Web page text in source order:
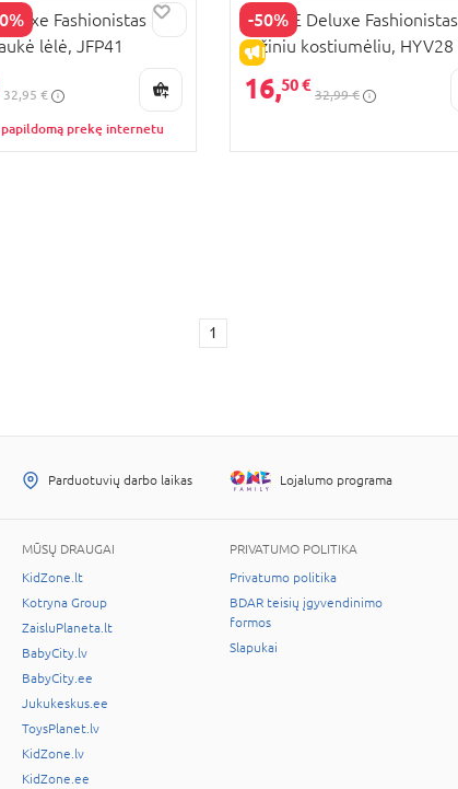
Fashionistas
lėlė, JFP41
32,95 €
prekę internetu
-50%
IŠPARDAVIMAS
BARBIE Deluxe Fashionistas
rožiniu kostiumėliu, HYV28
16,50 €
32,99 €
1
Parduotuvių darbo laikas Lojalumo programa
MŪSŲ DRAUGAI
KidZone.lt
Kotryna Group
ZaisluPlaneta.lt
BabyCity.lv
BabyCity.ee
Jukukeskus.ee
ToysPlanet.lv
KidZone.lv
KidZone.ee
PRIVATUMO POLITIKA
Privatumo politika
BDAR teisių įgyvendinimo
formos
Slapukai